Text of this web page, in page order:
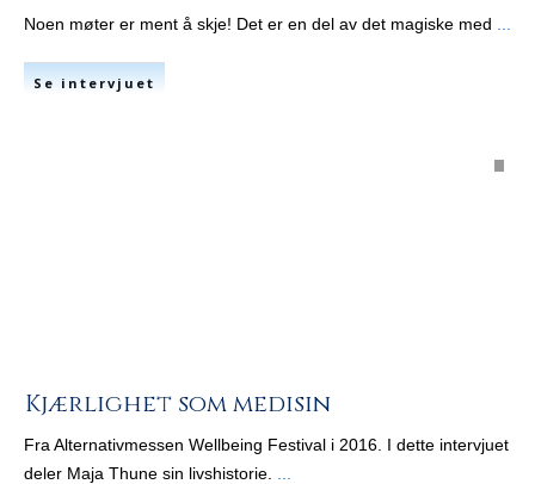
Noen møter er ment å skje! Det er en del av det magiske med
Se intervjuet
Kjærlighet som medisin
Fra Alternativmessen Wellbeing Festival i 2016. I dette intervjuet
deler Maja Thune sin livshistorie.